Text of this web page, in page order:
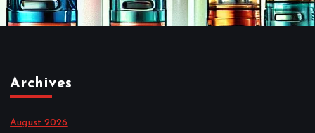
Archives
August 2026